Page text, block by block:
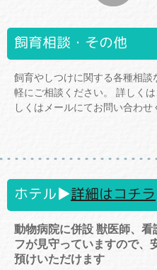
飼育相談・その他
飼育やしつけに関する各種相談
軽にご相談ください。 詳しく
しくはメールにてお問い合わせ
ホテル▶詳細はコチラ
動物病院に併設 獣医師、看
フが見守っていますので、
預けいただけます